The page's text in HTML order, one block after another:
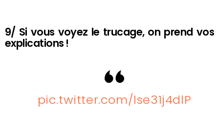
9/ Si vous voyez le trucage, on prend vos
explications !
pic.twitter.com/lse31j4dlP